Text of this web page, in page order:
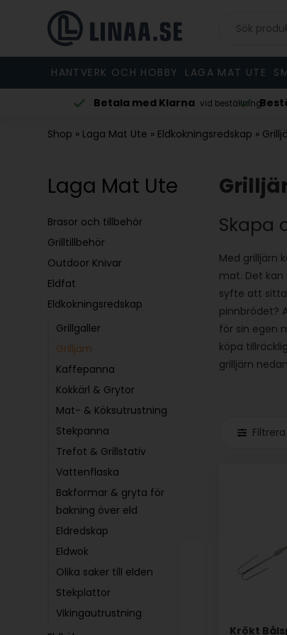
HANTVERK OCH HOBBY LAGA MAT UTE
Betala med Klarna vid beställningBeställ
Shop » Laga Mat Ute » Eldkokningsredskap »
Laga Mat Ute
Brasor och tillbehör
Grilltillbehör
Outdoor Knivar
Eldfat
Eldkokningsredskap
Grillgaller
Grilljärn
Kaffepanna
Kokkärl & Grytor
Mat- & Köksutrustning
Stekpanna
Trefot & Grillstativ
Vattenflaska
Bakformar & gryta för
bakning över eld
Eldredskap
Eldwok
Olika saker till elden
Stekplattor
Vikingautrustning
Skapa
Med grilljärn
mat. Det
syfte att
pinnbrödet?
för sin egen
köpa
grilljärn
Krökt